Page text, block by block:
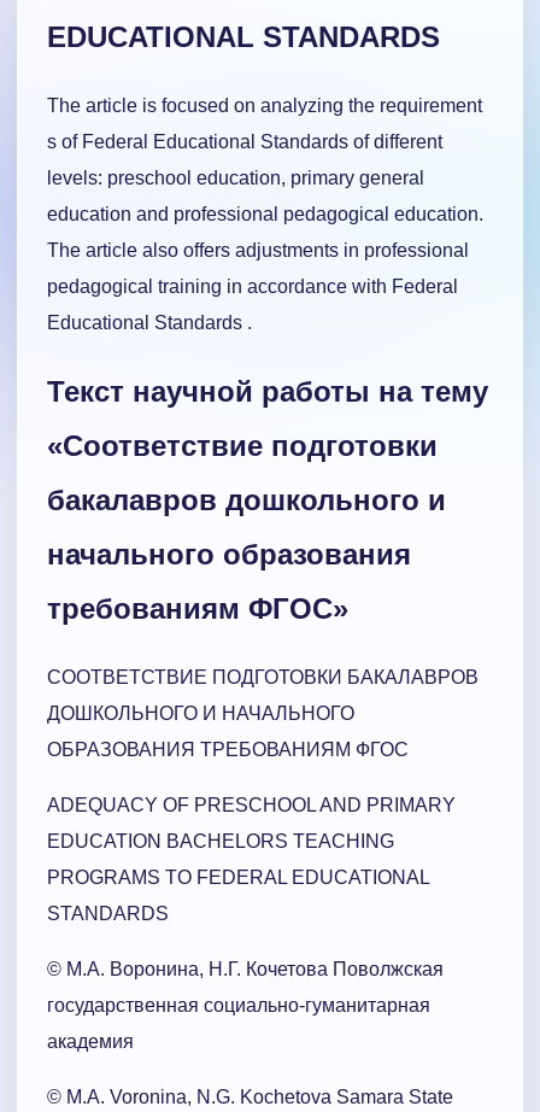
EDUCATIONAL STANDARDS
The article is focused on analyzing the requirement
s of Federal Educational Standards of different
levels: preschool education, primary general
education and professional pedagogical education.
The article also offers adjustments in professional
pedagogical training in accordance with Federal
Educational Standards .
Текст научной работы на тему
«Соответствие подготовки
бакалавров дошкольного и
начального образования
требованиям ФГОС»
СООТВЕТСТВИЕ ПОДГОТОВКИ БАКАЛАВРОВ
ДОШКОЛЬНОГО И НАЧАЛЬНОГО
ОБРАЗОВАНИЯ ТРЕБОВАНИЯМ ФГОС
ADEQUACY OF PRESCHOOL AND PRIMARY
EDUCATION BACHELORS TEACHING
PROGRAMS TO FEDERAL EDUCATIONAL
STANDARDS
© М.А. Воронина, Н.Г. Кочетова Поволжская
государственная социально-гуманитарная
академия
© M.A. Voronina, N.G. Kochetova Samara State